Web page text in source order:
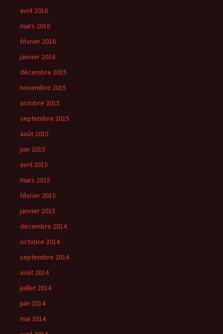
avril 2016
mars 2016
février 2016
janvier 2016
décembre 2015
novembre 2015
octobre 2015
septembre 2015
août 2015
juin 2015
avril 2015
mars 2015
février 2015
janvier 2015
décembre 2014
octobre 2014
septembre 2014
août 2014
juillet 2014
juin 2014
mai 2014